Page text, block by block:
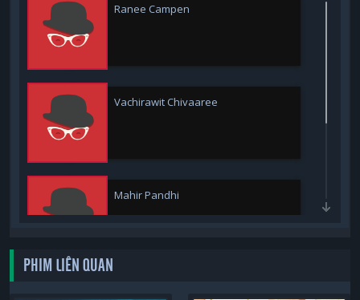
Ranee Campen
Vachirawit Chivaaree
Mahir Pandhi
PHIM LIÊN QUAN